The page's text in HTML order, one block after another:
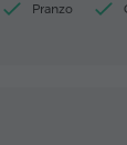
Pranzo